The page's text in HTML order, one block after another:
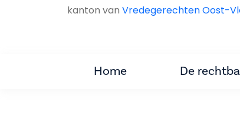
kanton van Vredegerechten Oost-
Home De